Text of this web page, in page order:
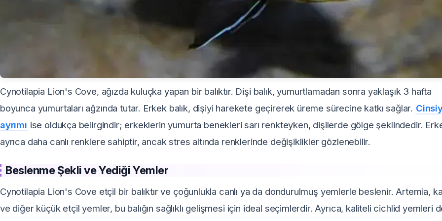
Cynotilapia Lion's Cove, ağızda kuluçka yapan bir balıktır. Dişi balık, yumurtlamadan sonra yaklaşık 3 hafta
boyunca yumurtaları ağzında tutar. Erkek balık, dişiyi harekete geçirerek üreme sürecine katkı sağlar.
ayrımı ise oldukça belirgindir; erkeklerin yumurta benekleri sarı renkteyken, dişilerde gölge şeklindedir.
ayrıca daha canlı renklere sahiptir, ancak stres altında renklerinde değişiklikler gözlenebilir.
Beslenme Şekli ve Yediği Yemler
Cynotilapia Lion's Cove etçil bir balıktır ve çoğunlukla canlı ya da dondurulmuş yemlerle beslenir. Artemia,
ve diğer küçük etçil yemler, bu balığın sağlıklı gelişmesi için ideal seçimlerdir. Ayrıca, kaliteli cichlid yemleri